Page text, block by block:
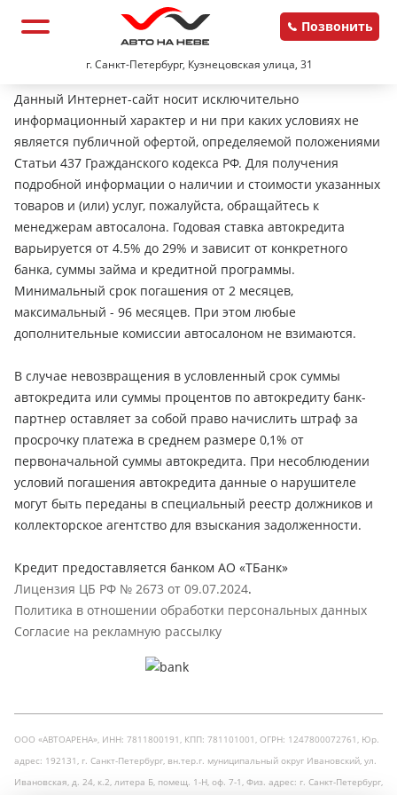
г. Санкт-Петербург, Кузнецовская улица, 31
Позвонить
Данный Интернет-сайт носит исключительно
информационный характер и ни при каких условиях не
является публичной офертой, определяемой положениями
Статьи 437 Гражданского кодекса РФ. Для получения
подробной информации о наличии и стоимости указанных
товаров и (или) услуг, пожалуйста, обращайтесь к
менеджерам автосалона. Годовая ставка автокредита
варьируется от 4.5% до 29% и зависит от конкретного
банка, суммы займа и кредитной программы.
Минимальный срок погашения от 2 месяцев,
максимальный - 96 месяцев. При этом любые
дополнительные комиссии автосалоном не взимаются.
В случае невозвращения в условленный срок суммы
автокредита или суммы процентов по автокредиту банк-
партнер оставляет за собой право начислить штраф за
просрочку платежа в среднем размере 0,1% от
первоначальной суммы автокредита. При несоблюдении
условий погашения автокредита данные о нарушителе
могут быть переданы в специальный реестр должников и
коллекторское агентство для взыскания задолженности.
Кредит предоставляется банком АО «ТБанк»
Лицензия ЦБ РФ № 2673 от 09.07.2024.
Политика в отношении обработки персональных данных
Согласие на рекламную рассылку
ООО «АВТОАРЕНА», ИНН: 7811800191, КПП: 781101001, ОГРН: 1247800072761, Юр.
адрес: 192131, г. Санкт-Петербург, вн.тер.г. муниципальный округ Ивановский, ул.
Ивановская, д. 24, к.2, литера Б, помещ. 1-Н, оф. 7-1, Физ. адрес: г. Санкт-Петербург,